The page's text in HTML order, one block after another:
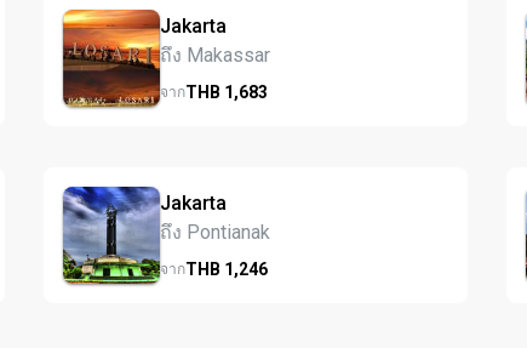
Jakarta
ถึง Makassar
จากTHB 1,683
Jakarta
ถึง Pontianak
จากTHB 1,246